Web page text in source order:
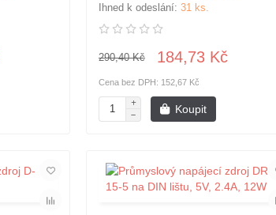
Ihned k odeslání: 31 ks.
290,40 Kč 184,73 Kč
Cena bez DPH: 152,67 Kč
Koupit